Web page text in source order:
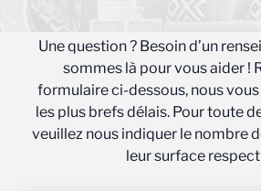
Une question ? Besoin d’un
sommes là pour vous aider !
formulaire ci-dessous, nous
les plus brefs délais. Pour toute
veuillez nous indiquer le nombre
leur surface